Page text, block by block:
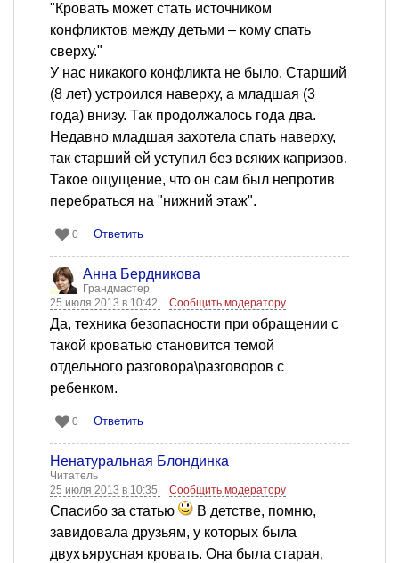
"Кровать может стать источником
конфликтов между детьми – кому спать
сверху."
У нас никакого конфликта не было. Старший
(8 лет) устроился наверху, а младшая (3
года) внизу. Так продолжалось года два.
Недавно младшая захотела спать наверху,
так старший ей уступил без всяких капризов.
Такое ощущение, что он сам был непротив
перебраться на "нижний этаж".
0 Ответить
Анна Бердникова
Грандмастер
25 июля 2013 в 10:42
Сообщить модератору
Да, техника безопасности при обращении с
такой кроватью становится темой
отдельного разговора\разговоров с
ребенком.
0 Ответить
Ненатуральная Блондинка
Читатель
25 июля 2013 в 10:35
Сообщить модератору
Спасибо за статью
В детстве, помню,
завидовала друзьям, у которых была
двухъярусная кровать. Она была старая,